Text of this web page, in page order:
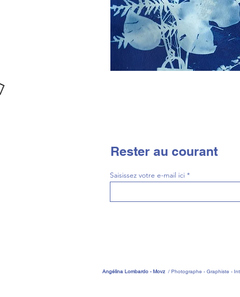
Rester
Saisissez votre e-mail ici
Angélina Lombardo - Movz / Photographe - Graphiste - I